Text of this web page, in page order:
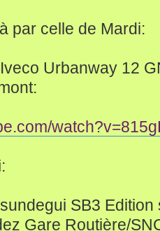
par celle de Mardi:
Urbanway 12
SB3 Edition
Gare Routière/